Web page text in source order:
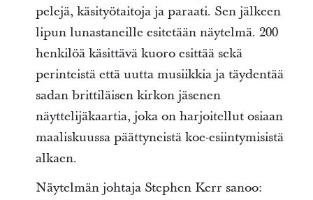
pelejä, käsityötaitoja ja paraati. Sen jälkeen
lipun lunastaneille esitetään näytelmä. 200
henkilöä käsittävä kuoro esittää sekä
perinteistä että uutta musiikkia ja täydentää
sadan brittiläisen kirkon jäsenen
näyttelijäkaartia, joka on harjoitellut osiaan
maaliskuussa päättyneistä koe-esiintymisistä
alkaen.
Näytelmän johtaja Stephen Kerr sanoo: